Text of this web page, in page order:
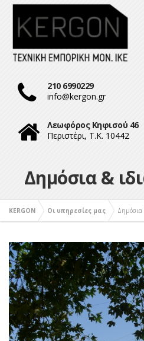
210 6990229
info@kergon.gr
Λεωφόρος Κηφισού 46
Περιστέρι, Τ.Κ. 10442
Δημόσια &
KERGON Οι υπηρεσίες μας Δημόσια